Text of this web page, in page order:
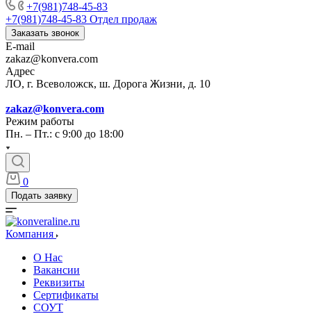
+7(981)748-45-83
+7(981)748-45-83 Отдел продаж
Заказать звонок
E-mail
zakaz@konvera.com
Адрес
ЛО, г. Всеволожск, ш. Дорога Жизни, д. 10
zakaz@konvera.com
Режим работы
Пн. – Пт.: с 9:00 до 18:00
0
Подать заявку
Компания
О Нас
Вакансии
Реквизиты
Сертификаты
СОУТ